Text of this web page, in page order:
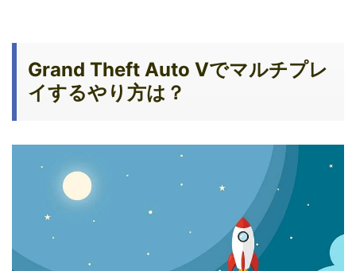
Grand Theft Auto Vでマルチプレ
イするやり方は？